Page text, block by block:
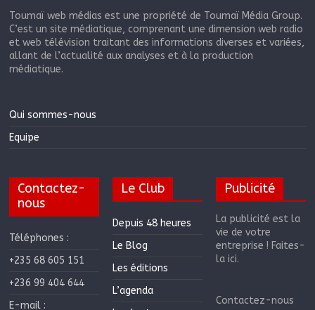
Toumaï web médias est une propriété de Toumaï Média Group.
C’est un site médiatique, comprenant une dimension web radio
et web télévision traitant des informations diverses et variées,
allant de l’actualité aux analyses et à la production
médiatique.
Qui sommes-nous
Equipe
Contactez-
nous
Téléphones :
+235 68 605 151
+236 99 404 644
E-mail :
Le Club
Depuis 48 heures
Le Blog
Les éditions
L’agenda
Publicité
La publicité est la
vie de votre
entreprise ! Faites-
la ici.
Contactez-nous